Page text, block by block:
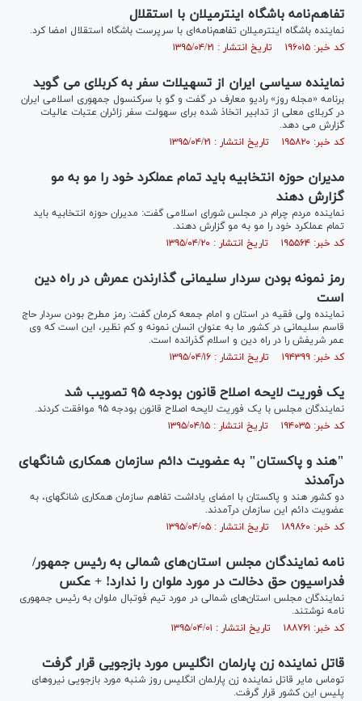
تفاهم‌نامه باشگاه اینترمیلان با استقلال
نماینده باشگاه اینترمیلان تفاهم‌نامه‌ای با سرپرست باشگاه استقلال امضا کرد.
کد خبر: ۱۹۶۰۱۵ تاریخ انتشار : ۱۳۹۵/۰۴/۲۱
نماينده سياسی ايران از تسهيلات سفر به كربلای می گويد
برنامه «مجله روز» رادیو معارف در گفت و گو با سركنسول جمهوری اسلامی ایران
در كربلای معلی از تدابیر اتخاذ شده برای سهولت سفر زائران عتبات عالیات
گزارش می دهد.
کد خبر: ۱۹۵۸۲۰ تاریخ انتشار : ۱۳۹۵/۰۴/۲۱
مدیران حوزه انتخابیه باید تمام عملکرد خود را مو به مو
گزارش دهند
نماینده مردم چرام در مجلس شورای اسلامی گفت: مدیران حوزه انتخابیه باید
تمام عملکرد خود را مو به مو گزارش دهند.
کد خبر: ۱۹۵۵۶۴ تاریخ انتشار : ۱۳۹۵/۰۴/۲۰
رمز نمونه بودن سردار سلیمانی گذارندن عمرش در راه دین
است
نماینده ولی فقیه در استان و امام جمعه کرمان گفت: رمز مطرح بودن سردار حاج
قاسم سلیمانی در کشور ما به عنوان انسان نمونه و کم نظیر، این است که وی
عمر شریفش را در راه دین و اسلام گذرانده است.
کد خبر: ۱۹۴۳۹۹ تاریخ انتشار : ۱۳۹۵/۰۴/۱۶
یک فوریت لایحه اصلاح قانون بودجه ۹۵ تصویب شد
نمایندگان مجلس با یک فوریت لایحه اصلاح قانون بودجه ۹۵ موافقت کردند.
کد خبر: ۱۹۴۰۳۵ تاریخ انتشار : ۱۳۹۵/۰۴/۱۵
"هند و پاکستان" به عضویت دائم سازمان همکاری شانگهای
درآمدند
دو کشور هند و پاکستان با امضای یاداشت تفاهم سازمان همکاری شانگهای، به
عضویت دائم این سازمان درآمدند.
کد خبر: ۱۸۹۸۶۰ تاریخ انتشار : ۱۳۹۵/۰۴/۰۵
نامه نمایندگان مجلس استان‌های شمالی به رئیس جمهور/
فدراسیون حق دخالت در مورد ملوان را ندارد! + عکس
نمایندگان مجلس استان‌های شمالی در مورد تیم فوتبال ملوان به رئیس جمهوری
نامه نوشتند.
کد خبر: ۱۸۸۷۶۱ تاریخ انتشار : ۱۳۹۵/۰۴/۰۱
قاتل نماینده زن پارلمان انگلیس مورد بازجویی قرار گرفت
توماس مایر قاتل نماینده زن پارلمان انگلیس روز شنبه مورد بازجویی نیروهای
پلیس این کشور قرار گرفت.